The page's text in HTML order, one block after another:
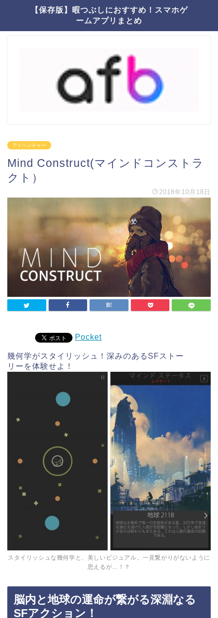
【保存版】暇つぶしにおすすめ！スマホゲ
ームアプリまとめ
アドベンチャー
Mind Construct(マインドコンストラ
クト）
2018年10月18日
Pocket
幾何学がスタイリッシュ！深みのあるSFストー
リーを体験せよ！
スタイリッシュな幾何学と、美しいビジュアル。一見繋がりがないように
思えるが…！？
脳内と地球の運命が繋がる深淵なる
SFアクション！